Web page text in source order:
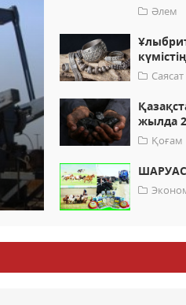
Әлем
Саясат
жылда
Қоғам